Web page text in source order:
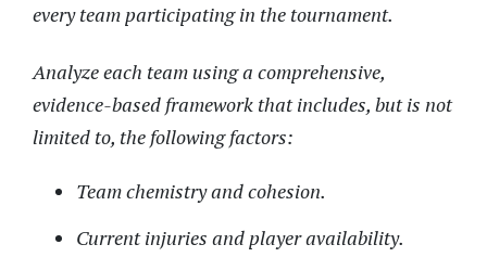
every team participating in the tournament.
Analyze each team using a comprehensive,
evidence-based framework that includes, but is not
limited to, the following factors:
Team chemistry and cohesion.
Current injuries and player availability.